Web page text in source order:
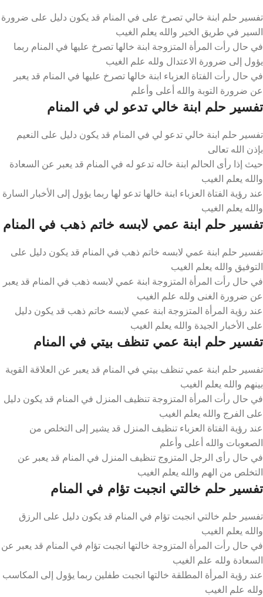
تفسير حلم ابنة خالي تصرخ على في المنام قد يكون دليل على ضرورة
السير في طريق الخير والله يعلم الغيب
في حال رأت المرأة المتزوجة ابنة خالها تصرخ عليها في المنام ربما
يؤول إلى ضرورة الاعتدال ولله علم الغيب
في حال رأت الفتاة العزباء ابنة خالها تصرخ عليها في المنام قد يعبر
عن ضرورة التوبة والله أعلى وأعلم
تفسير حلم ابنة خالي تدعو لي في المنام
تفسير حلم ابنة خالي تدعو لي في المنام قد يكون دليل على النعيم
بإذن الله تعالى
حيث إذا رأى الحالم ابنة خاله تدعو له في المنام قد يعبر عن السعادة
والله يعلم الغيب
عند رؤية الفتاة العزباء ابنة خالها تدعو لها ربما يؤول إلى الأخبار السارة
والله يعلم الغيب
تفسير حلم ابنة عمي لابسه خاتم ذهب في المنام
تفسير حلم ابنة عمي لابسه خاتم ذهب في المنام قد يكون دليل على
التوفيق والله يعلم الغيب
في حال رأت المرأة المتزوجة ابنة عمي لابسه ذهب في المنام قد يعبر
عن ضرورة الغنى ولله علم الغيب
عند رؤية المرأة المتزوجة ابنة عمي لابسه خاتم ذهب قد يكون دليل
على الأخبار الجيدة والله يعلم الغيب
تفسير حلم ابنة عمي تنظف بيتي في المنام
تفسير حلم ابنة عمي تنظف بيتي في المنام قد يعبر عن العلاقة القوية
بينهم والله يعلم الغيب
في حال رأت المرأة المتزوجة تنظيف المنزل في المنام قد يكون دليل
على الفرج والله يعلم الغيب
عند رؤية الفتاة العزباء تنظيف المنزل قد يشير إلى التخلص من
الصعوبات والله أعلى وأعلم
في حال رأى الرجل المتزوج تنظيف المنزل في المنام قد يعبر عن
التخلص من الهم والله يعلم الغيب
تفسير حلم خالتي انجبت تؤام في المنام
تفسير حلم خالتي انجبت تؤام في المنام قد يكون دليل على الرزق
والله يعلم الغيب
في حال رأت المرأة المتزوجة خالتها انجبت تؤام في المنام قد يعبر عن
السعادة ولله علم الغيب
عند رؤية المرأة المطلقة خالتها انجبت طفلين ربما يؤول إلى المكاسب
ولله علم الغيب